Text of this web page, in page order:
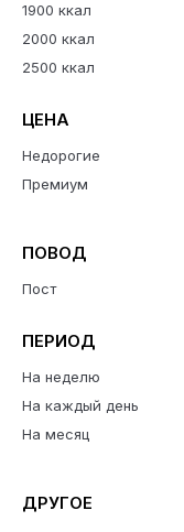
1900 ккал
2000 ккал
2500 ккал
ЦЕНА
Недорогие
Премиум
ПОВОД
Пост
ПЕРИОД
На неделю
На каждый день
На месяц
ДРУГОЕ